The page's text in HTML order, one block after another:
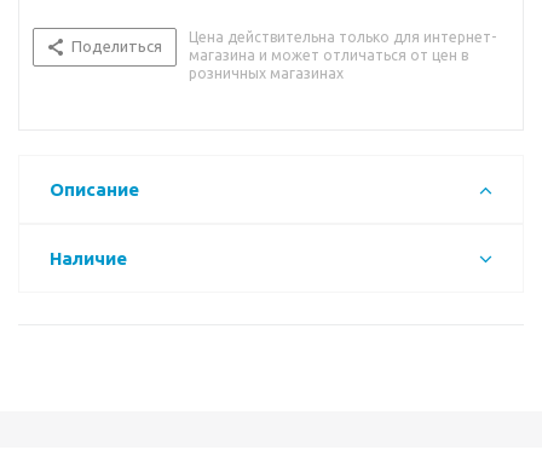
Поделиться
Цена действительна только для интернет-
магазина и может отличаться от цен в
розничных магазинах
Описание
Наличие